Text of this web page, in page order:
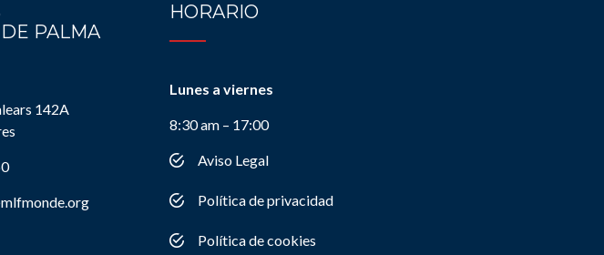
PALMA
142A
HORARIO
Lunes a viernes
8:30 am – 17:00
Aviso Legal
Política de privacidad
Política de cookies